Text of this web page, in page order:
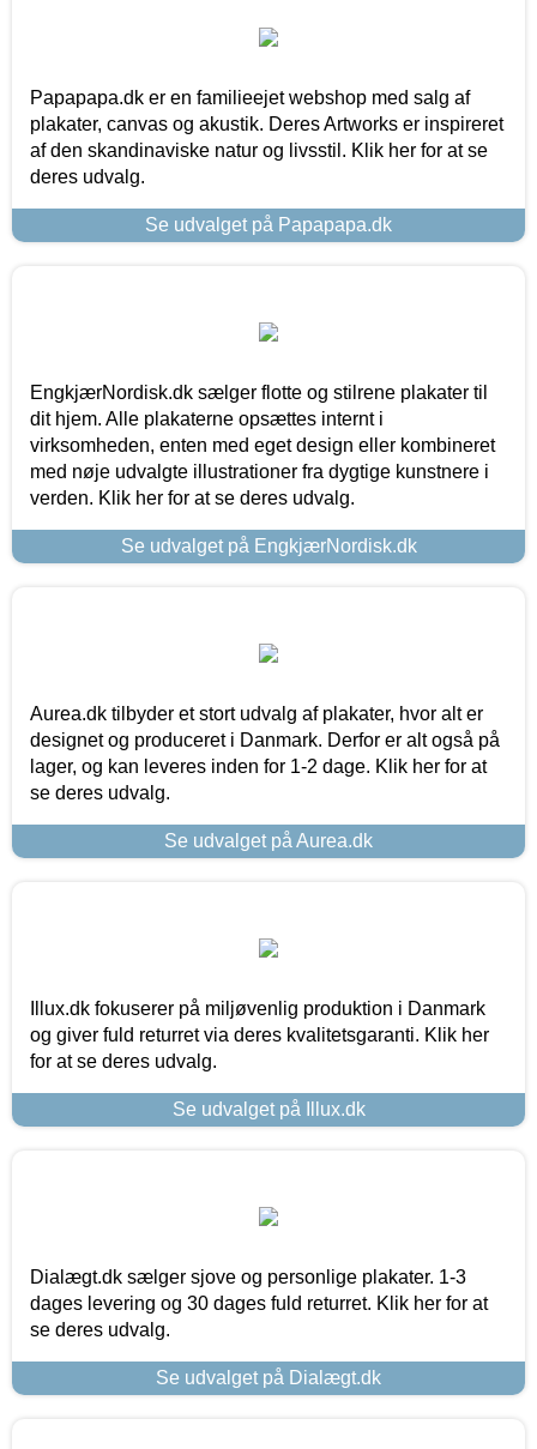
Papapapa.dk er en familieejet webshop med salg af
plakater, canvas og akustik. Deres Artworks er inspireret
af den skandinaviske natur og livsstil. Klik her for at se
deres udvalg.
Se udvalget på Papapapa.dk
EngkjærNordisk.dk sælger flotte og stilrene plakater til
dit hjem. Alle plakaterne opsættes internt i
virksomheden, enten med eget design eller kombineret
med nøje udvalgte illustrationer fra dygtige kunstnere i
verden. Klik her for at se deres udvalg.
Se udvalget på EngkjærNordisk.dk
Aurea.dk tilbyder et stort udvalg af plakater, hvor alt er
designet og produceret i Danmark. Derfor er alt også på
lager, og kan leveres inden for 1-2 dage. Klik her for at
se deres udvalg.
Se udvalget på Aurea.dk
Illux.dk fokuserer på miljøvenlig produktion i Danmark
og giver fuld returret via deres kvalitetsgaranti. Klik her
for at se deres udvalg.
Se udvalget på Illux.dk
Dialægt.dk sælger sjove og personlige plakater. 1-3
dages levering og 30 dages fuld returret. Klik her for at
se deres udvalg.
Se udvalget på Dialægt.dk